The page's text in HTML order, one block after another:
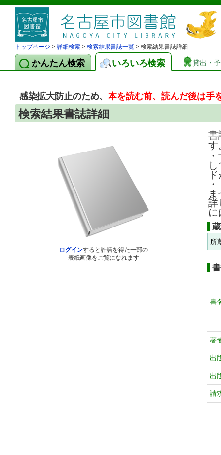
トップページ > 詳細検索 > 検索結果書誌一覧 > 検索結果書誌詳細
かんたん検索 いろいろ検索 貸出・
感染拡大防止のため、本を読む前、読んだ後は手
検索結果書誌詳細
ログインすると許諾を得た一部の
表紙画像をご覧になれます
書
す
詳
に
所
書
著
出
出
請